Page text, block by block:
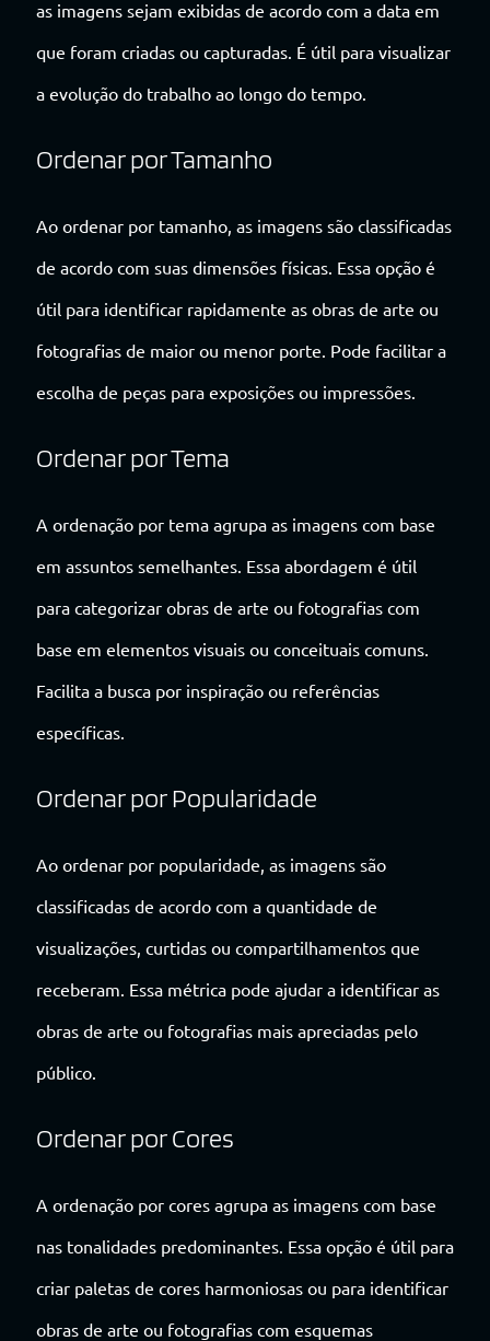
as imagens sejam exibidas de acordo com a data em
que foram criadas ou capturadas. É útil para visualizar
a evolução do trabalho ao longo do tempo.
Ordenar por Tamanho
Ao ordenar por tamanho, as imagens são classificadas
de acordo com suas dimensões físicas. Essa opção é
útil para identificar rapidamente as obras de arte ou
fotografias de maior ou menor porte. Pode facilitar a
escolha de peças para exposições ou impressões.
Ordenar por Tema
A ordenação por tema agrupa as imagens com base
em assuntos semelhantes. Essa abordagem é útil
para categorizar obras de arte ou fotografias com
base em elementos visuais ou conceituais comuns.
Facilita a busca por inspiração ou referências
específicas.
Ordenar por Popularidade
Ao ordenar por popularidade, as imagens são
classificadas de acordo com a quantidade de
visualizações, curtidas ou compartilhamentos que
receberam. Essa métrica pode ajudar a identificar as
obras de arte ou fotografias mais apreciadas pelo
público.
Ordenar por Cores
A ordenação por cores agrupa as imagens com base
nas tonalidades predominantes. Essa opção é útil para
criar paletas de cores harmoniosas ou para identificar
obras de arte ou fotografias com esquemas